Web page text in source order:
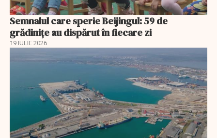
Semnalul care sperie Beijingul: 59 de
grădinițe au dispărut în fiecare zi
19 IULIE 2026